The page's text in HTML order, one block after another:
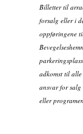
Billetter til
forsalg eller i
oppføringene
adkomst til alle
ansvar for
eller